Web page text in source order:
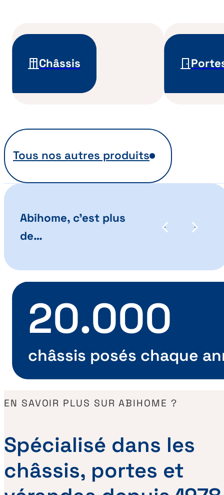
Châssis
Tous nos autres produits
Abihome, c’est plus
de…
PrécédentSuivant
20.000
châssis posés chaque
EN SAVOIR PLUS SUR ABIHOME ?
Spécialisé dans les
châssis, portes et